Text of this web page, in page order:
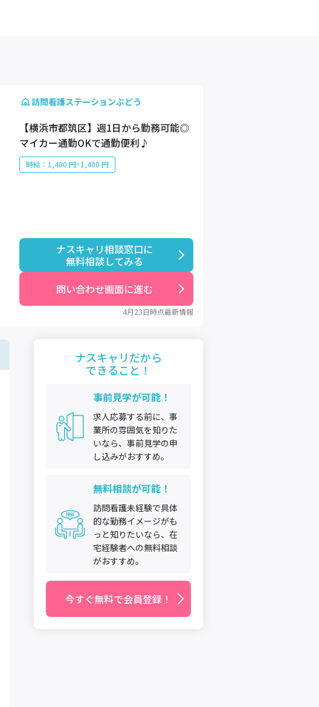
訪問看護ステーションぶどう
【横浜市都筑区】週1日から勤務可能◎
マイカー通勤OKで通勤便利♪
時給：1,400 円~1,400 円
ナスキャリ相談窓口に
無料相談してみる
問い合わせ画面に進む
4月23日時点最新情報
ナスキャリだから
できること！
事前見学が可能！
求人応募する前に、事
業所の雰囲気を知りた
いなら、事前見学の申
し込みがおすすめ。
無料相談が可能！
訪問看護未経験で具体
的な勤務イメージがも
っと知りたいなら、在
宅経験者への無料相談
がおすすめ。
今すぐ無料で会員登録！